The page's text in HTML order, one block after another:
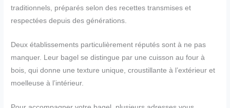
traditionnels, préparés selon des recettes transmises et
respectées depuis des générations.
Deux établissements particulièrement réputés sont à ne pas
manquer. Leur bagel se distingue par une cuisson au four à
bois, qui donne une texture unique, croustillante à l’extérieur et
moelleuse à l’intérieur.